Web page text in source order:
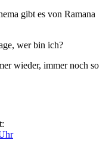
gibt es von Ramana
wer bin ich?
wieder, immer noch so